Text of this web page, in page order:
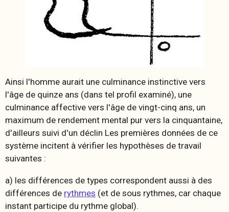
Ainsi l'homme aurait une culminance instinctive vers
l'âge de quinze ans (dans tel profil examiné), une
culminance affective vers l'âge de vingt-cinq ans, un
maximum de rendement mental pur vers la cinquantaine,
d'ailleurs suivi d'un déclin Les premières données de ce
système incitent à vérifier les hypothèses de travail
suivantes :
a) les différences de types correspondent aussi à des
différences de rythmes (et de sous rythmes, car chaque
instant participe du rythme global).